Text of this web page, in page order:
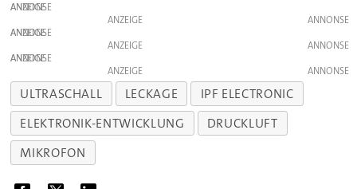
ANZEIGE
ANZEIGE
ANZEIGE
ANZEIGE
ANZEIGE
ANZEIGE
ULTRASCHALL LECKAGE
IPF ELECTRONIC
ELEKTRONIK-ENTWICKLUNG
DRUCKLUFT
MIKROFON